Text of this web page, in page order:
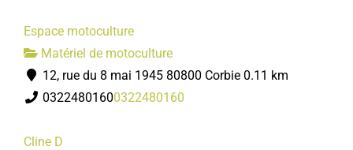
Espace motoculture
Matériel de motoculture
12, rue du 8 mai 1945 80800 Corbie 0.11 km
03224801600322480160
Cline D